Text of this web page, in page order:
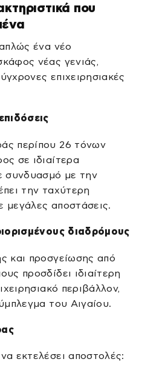
που
ένα νέο
νέας γενιάς,
επιχειρησιακές
περίπου 26 τόνων
σε ιδιαίτερα
συνδυασμό με την
την ταχύτερη
αποστάσεις.
διαδρόμους
και προσγείωσης από
προσδίδει ιδιαίτερη
περιβάλλον,
του Αιγαίου.
εκτελέσει αποστολές: